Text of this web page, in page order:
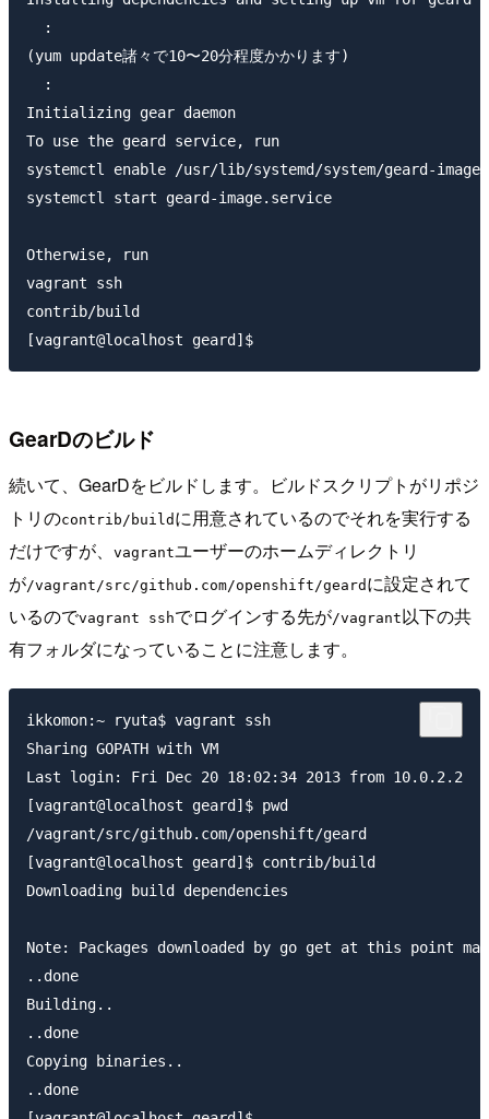
  :
(yum update諸々で10〜20分程度かかります)
  :
Initializing gear daemon
To use the geard service, run
systemctl enable /usr/lib/systemd/system/geard-
systemctl start geard-image.service
Otherwise, run
vagrant ssh
contrib/build
GearDのビルド
続いて、GearDをビルドします。ビルドスクリプトがリポジ
トリのcontrib/build に用意されているのでそれを実行する
だけですが、
vagrantユーザーのホームディレクトリ
が/vagrant/src/github.com/openshift/geard に設定されて
いるのでvagrant sshでログインする先が/vagrant以下の共
有フォルダになっていることに注意します。
ikkomon:~ ryuta$ vagrant ssh
Sharing GOPATH with VM
Last login: Fri Dec 20 18:02:34 2013 from 10.0.2.2
[vagrant@localhost geard]$ pwd
/vagrant/src/github.com/openshift/geard
[vagrant@localhost geard]$ contrib/build
Downloading build dependencies
Note: Packages downloaded by go get at this point
..done
Building..
..done
Copying binaries..
..done